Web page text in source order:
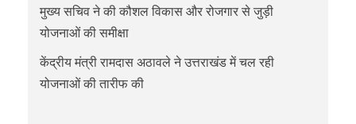
मुख्य सचिव ने की कौशल विकास और रोजगार से जुड़ी
योजनाओं की समीक्षा
केंद्रीय मंत्री रामदास अठावले ने उत्तराखंड में चल रही
योजनाओं की तारीफ की